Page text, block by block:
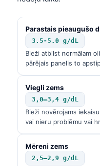
Parastais pieaugušo
3.5-5.0 g/dL
Bieži atbilst normālam
pārējais panelis to
Viegli zems
3,0–3,4 g/dL
Bieži novērojams
vai nieru problēmu vai
Mēreni zems
2,5–2,9 g/dL